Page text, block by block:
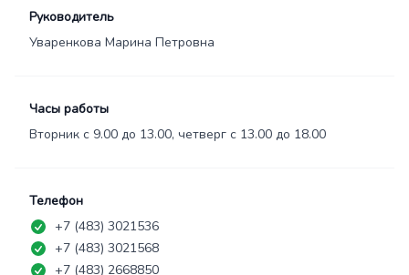
Руководитель
Уваренкова Марина Петровна
Часы работы
Вторник с 9.00 до 13.00, четверг с 13.00 до 18.00
Телефон
+7 (483) 3021536
+7 (483) 3021568
+7 (483) 2668850